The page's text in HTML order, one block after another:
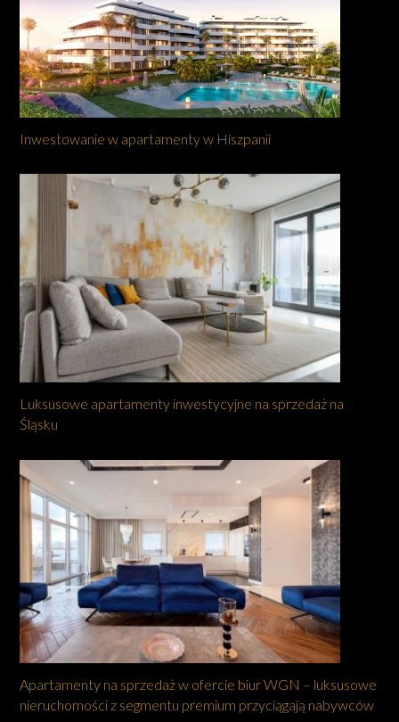
Inwestowanie w apartamenty w Hiszpanii
Luksusowe apartamenty inwestycyjne na sprzedaż na
Śląsku
Apartamenty na sprzedaż w ofercie biur WGN – luksusowe
nieruchomości z segmentu premium przyciągają nabywców